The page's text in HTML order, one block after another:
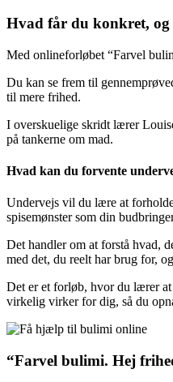
Hvad får du konkret,
Med onlineforløbet “Farvel
Du kan se frem til
til mere frihed.
I overskuelige skridt lærer
på tankerne om mad.
Hvad kan du forvente
Undervejs vil du lære at
spisemønster som din
Det handler om at forstå hvad,
med det, du reelt har brug for,
Det er et forløb, hvor du lærer at
virkelig virker for dig, så du
“Farvel bulimi. Hej